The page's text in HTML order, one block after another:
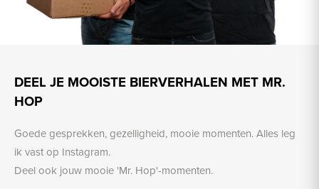
DEEL JE MOOISTE BIERVERHALEN MET MR.
HOP
Goede gesprekken, gezelligheid, mooie momenten. Alles leg
ik vast op Instagram.
Deel ook jouw mooie 'Mr. Hop'-momenten.